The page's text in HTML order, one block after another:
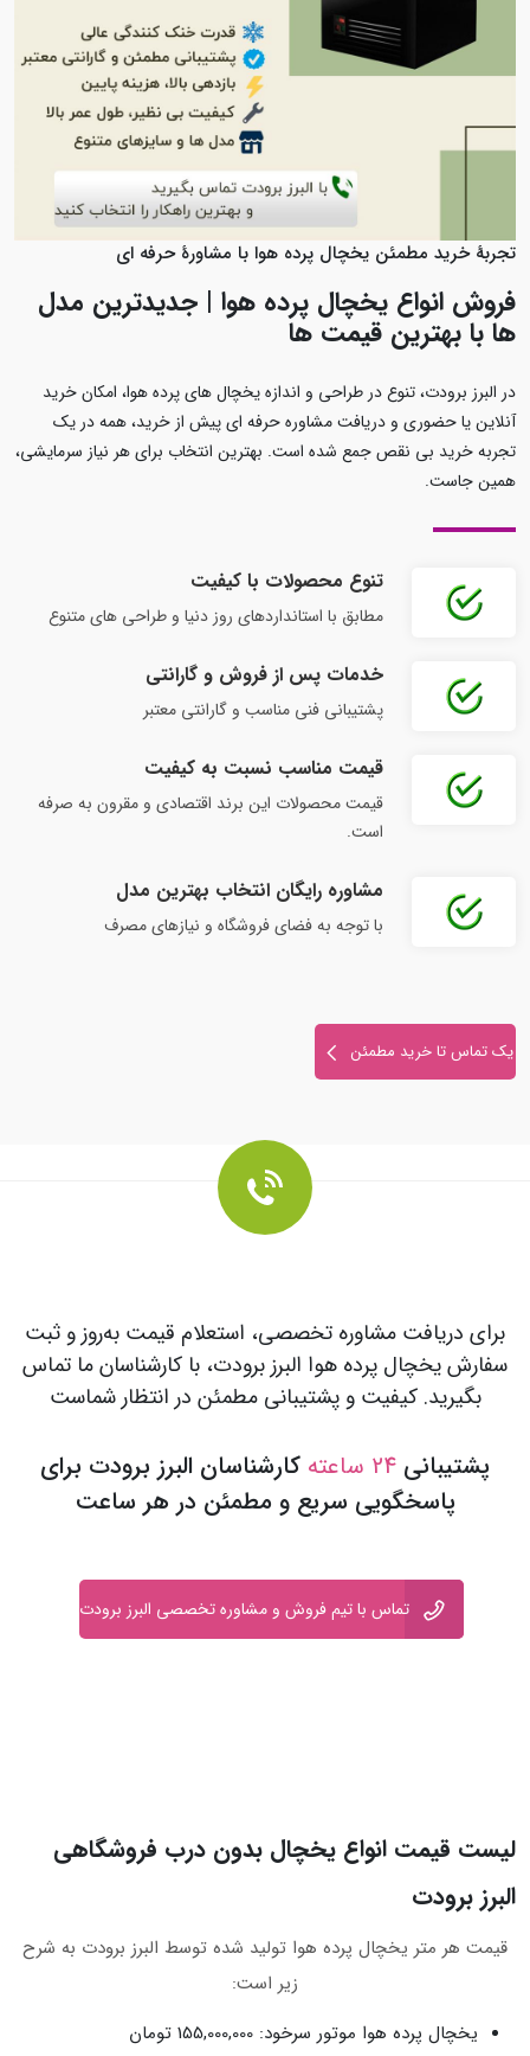
تجربهٔ خرید مطمئن یخچال پرده‌ هوا با مشاورهٔ حرفه‌ ای
فروش انواع یخچال پرده هوا | جدیدترین مدل‌
ها با بهترین قیمت‌ ها
در البرز برودت، تنوع در طراحی و اندازه یخچال‌ های پرده هوا، امکان خرید
آنلاین یا حضوری و دریافت مشاوره حرفه‌ ای پیش از خرید، همه در یک
تجربه خرید بی‌ نقص جمع شده است. بهترین انتخاب برای هر نیاز سرمایشی،
همین‌ جاست.
تنوع محصولات با کیفیت
مطابق با استانداردهای روز دنیا و طراحی‌ های متنوع
خدمات پس از فروش و گارانتی
پشتیبانی فنی مناسب و گارانتی معتبر
قیمت مناسب نسبت به کیفیت
قیمت محصولات این برند اقتصادی و مقرون‌ به‌ صرفه
است.
مشاوره رایگان انتخاب بهترین مدل
با توجه به فضای فروشگاه و نیازهای مصرف
یک تماس تا خرید مطمئن
برای دریافت مشاوره تخصصی، استعلام قیمت به‌روز و ثبت
سفارش یخچال پرده هوا البرز برودت، با کارشناسان ما تماس
بگیرید. کیفیت و پشتیبانی مطمئن در انتظار شماست
پشتیبانی 24 ساعته
کارشناسان البرز برودت برای
پاسخگویی سریع و مطمئن در هر ساعت
تماس با تیم فروش و مشاوره تخصصی البرز برودت
لیست قیمت انواع یخچال بدون درب فروشگاهی
البرز برودت
قیمت هر متر یخچال پرده هوا تولید شده توسط البرز برودت به شرح
زیر است:
یخچال پرده هوا موتور سرخود: 155,000,000 تومان